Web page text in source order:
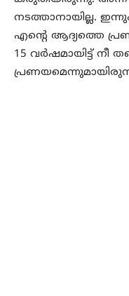
നടത്താനായില്ല.
എന്റെ ആദ്യത്തെ
15 വർഷമായിട്ട് നീ